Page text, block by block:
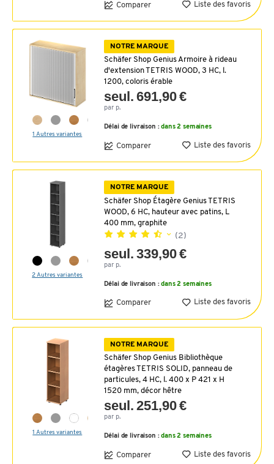
Comparer Liste des favoris
1 Autres variantes
NOTRE MARQUE
Schäfer Shop Genius Armoire à rideau
d'extension TETRIS WOOD, 3 HC, l.
1200, coloris érable
seul. 691,90 €
par p.
Délai de livraison :dans 2 semaines
Comparer Liste des favoris
2 Autres variantes
NOTRE MARQUE
Schäfer Shop Étagère Genius TETRIS
WOOD, 6 HC, hauteur avec patins, L
400 mm, graphite
(2)
seul. 339,90 €
par p.
Délai de livraison :dans 2 semaines
Comparer Liste des favoris
1 Autres variantes
NOTRE MARQUE
Schäfer Shop Genius Bibliothèque
étagères TETRIS SOLID, panneau de
particules, 4 HC, l. 400 x P 421 x H
1520 mm, décor hêtre
seul. 251,90 €
par p.
Délai de livraison :dans 2 semaines
Comparer Liste des favoris